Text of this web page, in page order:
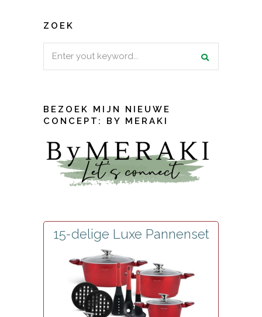
ZOEK
BEZOEK MIJN NIEUWE
CONCEPT: BY MERAKI
15-delige Luxe Pannenset